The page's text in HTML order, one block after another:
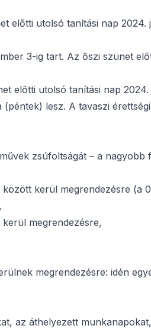
előtti utolsó tanítási nap
3-ig tart. Az őszi szünet
előtti utolsó tanítási nap
lesz. A tavaszi
zsúfoltságát – a
kerül megrendezésre (a
megrendezésre,
megrendezésre: idén
az áthelyezett